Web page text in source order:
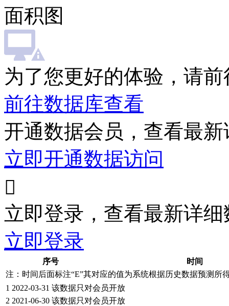
面积图
为了您更好的体验，请
前往数据库查看
开通数据会员，查看最
立即开通数据访问

立即登录，查看最新详细
立即登录
序号
时间
注：时间后面标注“E”其对应的值为系统根据历史数据预测所
1 2022-03-31 该数据只对会员开放
2 2021-06-30 该数据只对会员开放